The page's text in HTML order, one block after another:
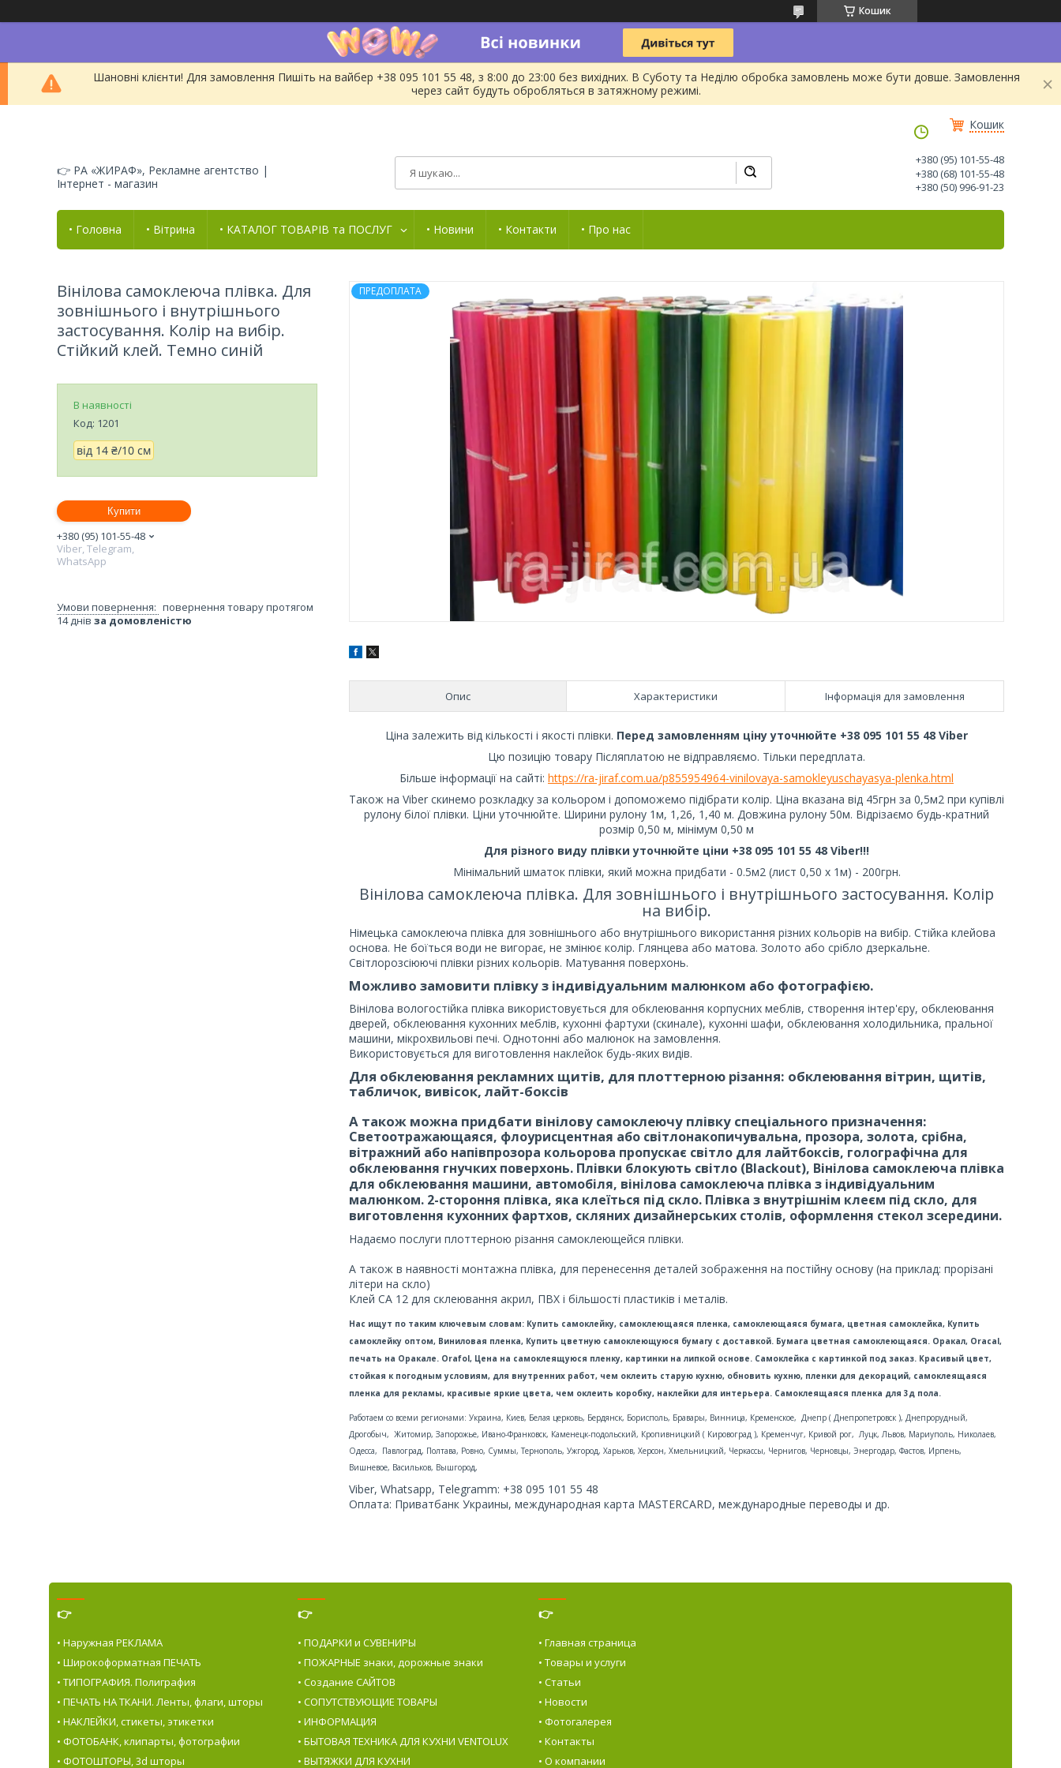
Кошик
Шановні клієнти! Для замовлення Пишіть на вайбер +38 095 101 55 48, з 8:00 до 23:00 без вихідних. В Суботу та Неділю обробка замовлень може бути довше. Замовлення
через сайт будуть обробляться в затяжному режимі.
Кошик
👉 РА «ЖИРАФ», Рекламне агентство |
Інтернет - магазин
+380 (95) 101-55-48
+380 (68) 101-55-48
+380 (50) 996-91-23
• Головна • Вітрина • КАТАЛОГ ТОВАРІВ та ПОСЛУГ • Новини • Контакти • Про нас
ПРЕДОПЛАТА
Опис Характеристики Інформація для замовлення
Ціна залежить від кількості і якості плівки. Перед замовленням ціну уточнюйте +38 095 101 55 48 Viber
Цю позицію товару Післяплатою не відправляємо. Тільки передплата.
Більше інформації на сайті: https://ra-jiraf.com.ua/p855954964-vinilovaya-samokleyuschayasya-plenka.html
Також на Viber скинемо розкладку за кольором і допоможемо підібрати колір. Ціна вказана від 45грн за 0,5м2 при купівлі
рулону білої плівки. Ціни уточнюйте. Ширини рулону 1м, 1,26, 1,40 м. Довжина рулону 50м. Відрізаємо будь-кратний
розмір 0,50 м, мінімум 0,50 м
Для різного виду плівки уточнюйте ціни +38 095 101 55 48 Viber!!!
Мінімальний шматок плівки, який можна придбати - 0.5м2 (лист 0,50 х 1м) - 200грн.
Вінілова самоклеюча плівка. Для зовнішнього і внутрішнього застосування. Колір
на вибір.
Німецька самоклеюча плівка для зовнішнього або внутрішнього використання різних кольорів на вибір. Стійка клейова
основа. Не боїться води не вигорає, не змінює колір. Глянцева або матова. Золото або срібло дзеркальне.
Світлорозсіюючі плівки різних кольорів. Матування поверхонь.
Можливо замовити плівку з індивідуальним малюнком або фотографією.
Вінілова вологостійка плівка використовується для обклеювання корпусних меблів, створення інтер'єру, обклеювання
дверей, обклеювання кухонних меблів, кухонні фартухи (скинале), кухонні шафи, обклеювання холодильника, пральної
машини, мікрохвильові печі. Однотонні або малюнок на замовлення.
Використовується для виготовлення наклейок будь-яких видів.
Для обклеювання рекламних щитів, для плоттерною різання: обклеювання вітрин, щитів,
табличок, вивісок, лайт-боксів
А також можна придбати вінілову самоклеючу плівку спеціального призначення:
Светоотражающаяся, флоурисцентная або світлонакопичувальна, прозора, золота, срібна,
вітражний або напівпрозора кольорова пропускає світло для лайтбоксів, голографічна для
обклеювання гнучких поверхонь. Плівки блокують світло (Blackout), Вінілова самоклеюча плівка
для обклеювання машини, автомобіля, вінілова самоклеюча плівка з індивідуальним
малюнком. 2-стороння плівка, яка клеїться під скло. Плівка з внутрішнім клеєм під скло, для
виготовлення кухонних фартхов, скляних дизайнерських столів, оформлення стекол зсередини.
Надаємо послуги плоттерною різання самоклеющейся плівки.
А також в наявності монтажна плівка, для перенесення деталей зображення на постійну основу (на приклад: прорізані
літери на скло)
Клей CA 12 для склеювання акрил, ПВХ і більшості пластиків і металів.
Нас ищут по таким ключевым словам: Купить самоклейку, самоклеющаяся пленка, самоклеющаяся бумага, цветная самоклейка, Купить
самоклейку оптом, Виниловая пленка, Купить цветную самоклеющуюся бумагу с доставкой. Бумага цветная самоклеющаяся. Оракал, Oracal,
печать на Оракале. Orafol, Цена на самоклеящуюся пленку, картинки на липкой основе. Самоклейка с картинкой под заказ. Красивый цвет,
стойкая к погодным условиям, для внутренних работ, чем оклеить старую кухню, обновить кухню, пленки для декораций, самоклеящаяся
пленка для рекламы, красивые яркие цвета, чем оклеить коробку, наклейки для интерьера. Самоклеящаяся пленка для 3д пола.
Работаем со всеми регионами: Украина, Киев, Белая церковь, Бердянск, Борисполь, Бравары, Винница, Кременское, Днепр ( Днепропетровск ), Днепрорудный,
Дрогобыч, Житомир, Запорожье, Ивано-Франковск, Каменецк-подольский, Кропивницкий ( Кировоград ), Кременчуг, Кривой рог, Луцк, Львов, Мариуполь, Николаев,
Одесса, Павлоград, Полтава, Ровно, Суммы, Тернополь, Ужгород, Харьков, Херсон, Хмельницкий, Черкассы, Чернигов, Черновцы, Энергодар, Фастов, Ирпень,
Вишневое, Васильков, Вышгород,
Viber, Whatsapp, Telegramm: +38 095 101 55 48
Оплата: Приватбанк Украины, международная карта MASTERCARD, международные переводы и др.
Вінілова самоклеюча плівка. Для
зовнішнього і внутрішнього
застосування. Колір на вибір.
Стійкий клей. Темно синій
В наявності
Код: 1201
від 14 ₴/10 см
Купити
+380 (95) 101-55-48
Viber, Telegram,
WhatsApp
повернення товару протягом
14 днів за домовленістю
👉
• Наружная РЕКЛАМА
• Широкоформатная ПЕЧАТЬ
• ТИПОГРАФИЯ. Полиграфия
• ПЕЧАТЬ НА ТКАНИ. Ленты, флаги, шторы
• НАКЛЕЙКИ, стикеты, этикетки
• ФОТОБАНК, клипарты, фотографии
• ФОТОШТОРЫ, 3d шторы
👉
• ПОДАРКИ и СУВЕНИРЫ
• ПОЖАРНЫЕ знаки, дорожные знаки
• Создание САЙТОВ
• СОПУТСТВУЮЩИЕ ТОВАРЫ
• ИНФОРМАЦИЯ
• БЫТОВАЯ ТЕХНИКА ДЛЯ КУХНИ VENTOLUX
• ВЫТЯЖКИ ДЛЯ КУХНИ
👉
• Главная страница
• Товары и услуги
• Статьи
• Новости
• Фотогалерея
• Контакты
• О компании